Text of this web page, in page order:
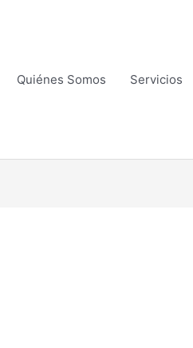
Quiénes Somos Servicios